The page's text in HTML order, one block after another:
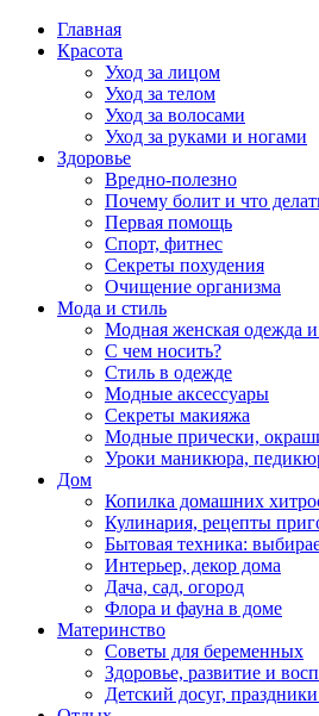
Главная
Красота
Уход за лицом
Уход за телом
Уход за волосами
Уход за руками и ногами
Здоровье
Вредно-полезно
Почему болит и что
Первая помощь
Спорт, фитнес
Секреты похудения
Очищение организма
Мода и стиль
Модная женская одежда и
С чем носить?
Стиль в одежде
Модные аксессуары
Секреты макияжа
Модные прически,
Уроки маникюра,
Дом
Копилка домашних
Кулинария, рецепты
Бытовая техника:
Интерьер, декор дома
Дача, сад, огород
Флора и фауна в доме
Материнство
Советы для беременных
Здоровье, развитие и
Детский досуг,